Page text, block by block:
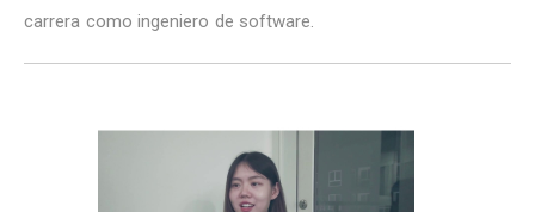
carrera como ingeniero de software.